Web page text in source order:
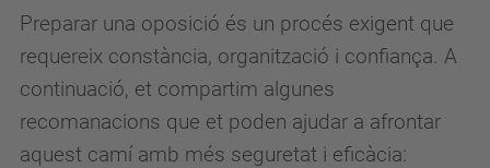
Preparar una oposició és un procés exigent que
requereix constància, organització i confiança. A
continuació, et compartim algunes
recomanacions que et poden ajudar a afrontar
aquest camí amb més seguretat i eficàcia: